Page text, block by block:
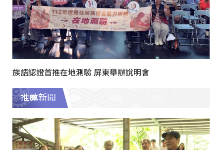
族語認證首推在地測驗 屏東舉辦說明會
推薦新聞